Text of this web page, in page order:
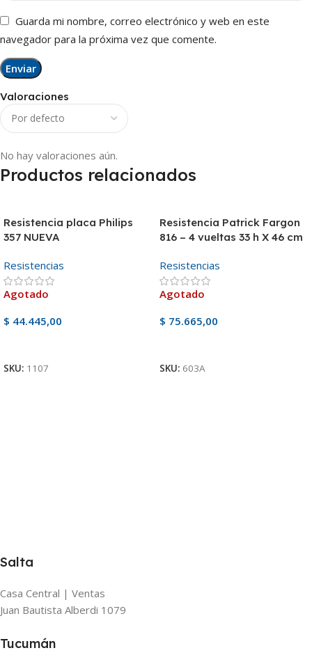
Valoraciones
No hay valoraciones aún.
Guarda mi nombre, correo electrónico y web en este
navegador para la próxima vez que comente.
Productos relacionados
Resistencia placa Philips
357 NUEVA
Resistencias
Agotado
$ 44.445,00
SKU: 1107
Resistencia Patrick Fargon
816 – 4 vueltas 33 h X 46 cm
Resistencias
Agotado
$ 75.665,00
SKU: 603A
Salta
Casa Central | Ventas
Juan Bautista Alberdi 1079
Tucumán